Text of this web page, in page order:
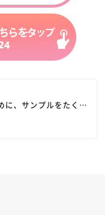
に、サンプルをたくさ